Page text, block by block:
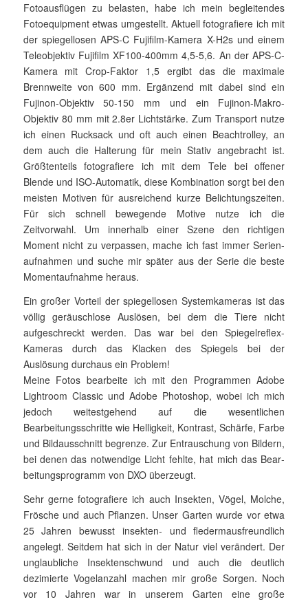
Fotoausflügen zu belasten, habe ich mein begleitendes
Fotoequipment etwas um­ge­stellt. Aktuell fotografiere ich mit
der spiegellosen APS-C Fujifilm-Kamera X-H2s und einem
Teleobjektiv Fujifilm XF100-400mm 4,5-5,6. An der APS-C-
Kamera mit Crop-Faktor 1,5 ergibt das die maximale
Brennweite von 600 mm. Ergänzend mit dabei sind ein
Fujinon-Objektiv 50-150 mm und ein Fujinon-Makro-
Objektiv 80 mm mit 2.8er Lichtstärke. Zum Transport nutze
ich einen Rucksack und oft auch einen Beachtrolley, an
dem auch die Halterung für mein Stativ angebracht ist.
Größtenteils fotografiere ich mit dem Tele bei offen­er
Blende und ISO-Automatik, diese Kombination sorgt bei den
meisten Motiven für ausreichend kurze Belichtungszeiten.
Für sich schnell bewegende Motive nutze ich die
Zeitvorwahl. Um innerhalb einer Szene den richtigen
Moment nicht zu verpassen, mache ich fast immer Serien­
aufnahmen und suche mir später aus der Serie die beste
Moment­aufnahme heraus.
Ein großer Vorteil der spiegellosen Systemkameras ist das
völlig ge­räuschlose Auslösen, bei dem die Tiere nicht
aufgeschreckt wer­den. Das war bei den Spiegelreflex-
Kameras durch das Klacken des Spiegels bei der
Auslösung durchaus ein Problem!
Meine Fotos bearbeite ich mit den Programmen Adobe
Lightroom Classic und Adobe Photoshop, wobei ich mich
jedoch weitestgehend auf die wesentlichen
Bearbeitungsschritte wie Helligkeit, Kontrast, Schärfe, Farbe
und Bildausschnitt begrenze. Zur Entrauschung von Bildern,
bei denen das notwendige Licht fehlte, hat mich das Bear­
beitungs­programm von DXO überzeugt.
Sehr gerne fotografiere ich auch Insekten, Vögel, Molche,
Frösche und auch Pflanzen. Unser Garten wurde vor etwa
25 Jahren bewusst insekten- und fledermausfreundlich
angelegt. Seitdem hat sich in der Natur viel verändert. Der
unglaubliche Insektenschwund und auch die deutlich
dezimierte Vogelanzahl machen mir große Sorgen. Noch
vor 10 Jahren war in unserem Garten eine große